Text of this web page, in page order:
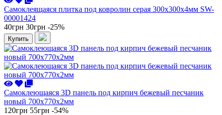
Самоклеящаяся плитка под ковролин серая 300х300х4мм SW-
00001424
40грн 30грн -25%
Купить
Самоклеющаяся 3D панель под кирпич бежевый песчаник
новый 700x770x2мм
120грн 55грн -54%